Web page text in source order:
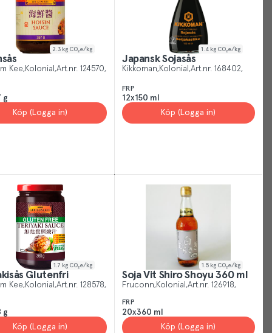
2.3 kg CO₂e/kg
Kee Kolonial Art.nr. 124570
g
Köp (Logga in)
1.4 kg CO₂e/kg
Japansk Sojasås
Kikkoman Kolonial Art.nr. 168402
FRP
12x150 ml
Köp (Logga in)
1.7 kg CO₂e/kg
Glutenfri
Kee Kolonial Art.nr. 128578
g
Köp (Logga in)
1.5 kg CO₂e/kg
Soja Vit Shiro Shoyu 360 ml
Fruconn Kolonial Art.nr. 126918
FRP
20x360 ml
Köp (Logga in)